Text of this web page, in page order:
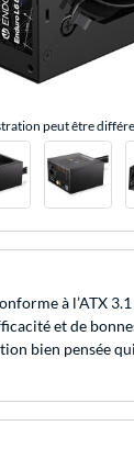
peut être
à l’ATX
et de
bien pensée